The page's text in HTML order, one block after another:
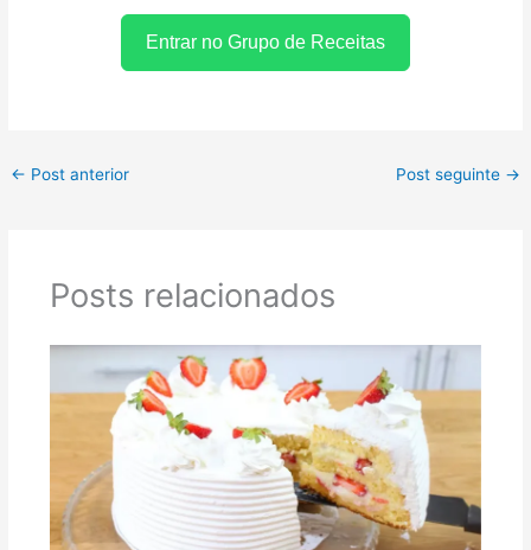
Entrar no Grupo de Receitas
← Post anterior Post seguinte →
Posts relacionados